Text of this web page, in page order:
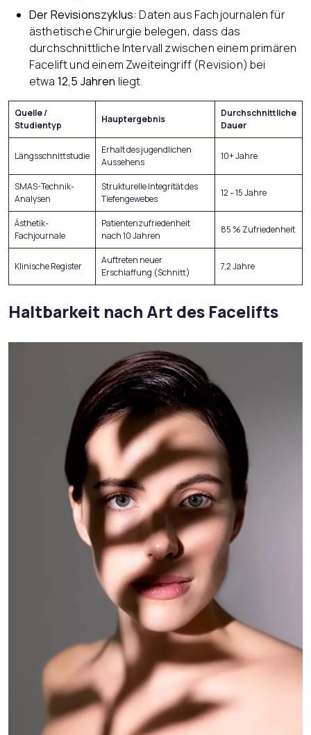
Der Revisionszyklus: Daten aus Fachjournalen für
ästhetische Chirurgie belegen, dass das
durchschnittliche Intervall zwischen einem primären
Facelift und einem Zweiteingriff (Revision) bei
etwa 12,5 Jahren liegt.
Quelle /
Studientyp
Hauptergebnis
Durchschnittliche
Dauer
Längsschnittstudie
Erhalt des jugendlichen
Aussehens
10+ Jahre
SMAS-Technik-
Analysen
Strukturelle Integrität des
Tiefengewebes
12 – 15 Jahre
Ästhetik-
Fachjournale
Patientenzufriedenheit
nach 10 Jahren
85 % Zufriedenheit
Klinische Register
Auftreten neuer
Erschlaffung (Schnitt)
7,2 Jahre
Haltbarkeit nach Art des Facelifts